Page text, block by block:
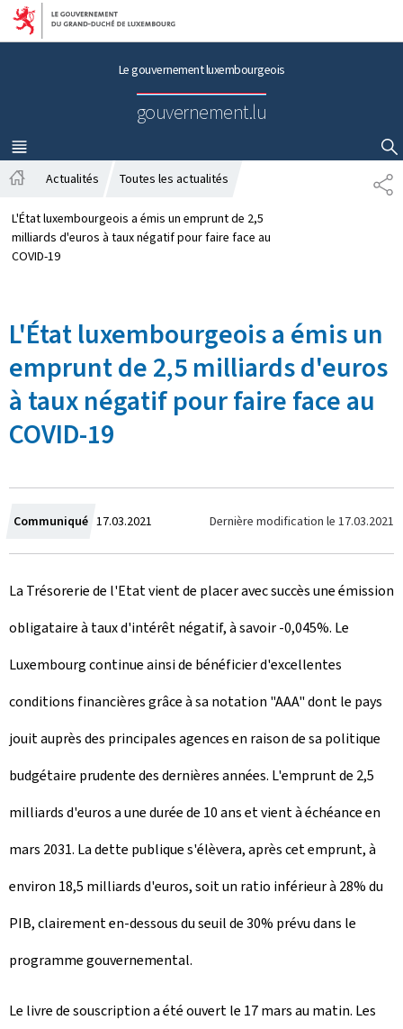
Aller au menu principal
Aller au contenu
Le gouvernement luxembourgeois
gouvernement.lu
MENU
PRINCIPAL
AFFICHER / MASQUER LA RECHERCHE
P
A
c
c
u
Actualités Toutes les actualités
L'État luxembourgeois a émis un emprunt de 2,5
milliards d'euros à taux négatif pour faire face au
COVID-19
L'État luxembourgeois a émis un
emprunt de 2,5 milliards d'euros
à taux négatif pour faire face au
COVID-19
Communiqué C
r
é
e
l
e
17.03.2021 Dernière modification le 17.03.2021
La Trésorerie de l'Etat vient de placer avec succès une émission
obligataire à taux d'intérêt négatif, à savoir -0,045%. Le
Luxembourg continue ainsi de bénéficier d'excellentes
conditions financières grâce à sa notation "AAA" dont le pays
jouit auprès des principales agences en raison de sa politique
budgétaire prudente des dernières années. L'emprunt de 2,5
milliards d'euros a une durée de 10 ans et vient à échéance en
mars 2031. La dette publique s'élèvera, après cet emprunt, à
environ 18,5 milliards d'euros, soit un ratio inférieur à 28% du
PIB, clairement en-dessous du seuil de 30% prévu dans le
programme gouvernemental.
Le livre de souscription a été ouvert le 17 mars au matin. Les